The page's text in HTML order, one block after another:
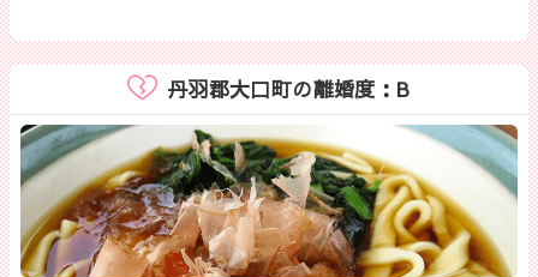
丹羽郡大口町の離婚度：B